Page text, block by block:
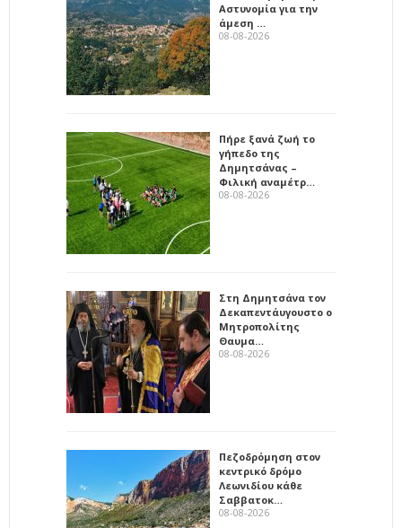
Αστυνομία για την
άμεση …
08-08-2026
Πήρε ξανά ζωή το
γήπεδο της
Δημητσάνας –
Φιλική αναμέτρ…
08-08-2026
Στη Δημητσάνα τον
Δεκαπεντάυγουστο ο
Μητροπολίτης
Θαυμα…
08-08-2026
Πεζοδρόμηση στον
κεντρικό δρόμο
Λεωνιδίου κάθε
Σαββατοκ…
08-08-2026